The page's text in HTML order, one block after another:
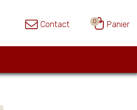
Contact 0 Panier